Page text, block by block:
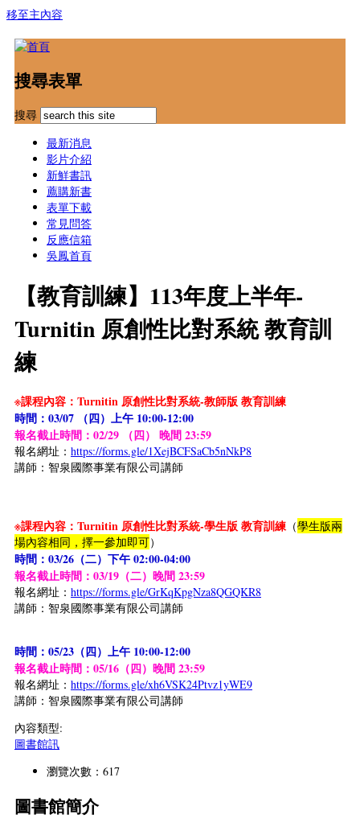
移至主內容
搜尋表單
搜尋
最新消息
影片介紹
新鮮書訊
薦購新書
表單下載
常見問答
反應信箱
吳鳳首頁
【教育訓練】113年度上半年-
Turnitin 原創性比對系統 教育訓
練
※課程內容：Turnitin 原創性比對系統-教師版 教育訓練
時間：03/07 （四）上午 10:00-12:00
報名截止時間：02/29 （四） 晚間 23:59
報名網址： https://forms.gle/1XejBCFSaCb5nNkP8
講師：智泉國際事業有限公司講師
※課程內容：Turnitin 原創性比對系統-學生版 教育訓練（學生版兩
場內容相同，擇一參加即可）
時間：03/26（二）下午 02:00-04:00
報名截止時間：03/19（二）晚間 23:59
報名網址： https://forms.gle/GrKqKpgNza8QGQKR8
講師：智泉國際事業有限公司講師
時間：05/23（四）上午 10:00-12:00
報名截止時間：05/16（四）晚間 23:59
報名網址： https://forms.gle/xh6VSK24Ptvz1yWE9
講師：智泉國際事業有限公司講師
內容類型:
圖書館訊
瀏覽次數：617
圖書館簡介